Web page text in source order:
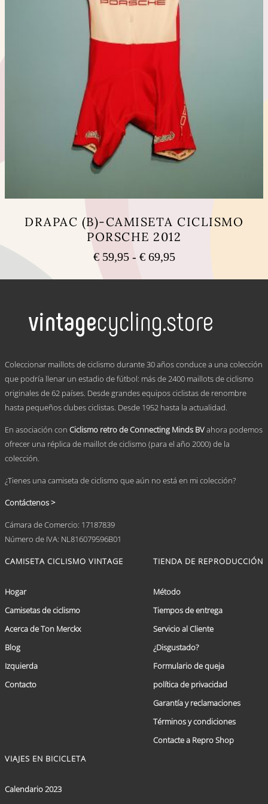
producto
DRAPAC (B)-CAMISETA CICLISMO
PORSCHE 2012
€59,95 - €69,95Rango
precios:
€ 59,95
hasta
variantes.
opciones
pueden
en
la
página
producto
Coleccionar maillots de ciclismo durante 30 años conduce a una colección
que podría llenar un estadio de fútbol: más de 2400 maillots de ciclismo
originales de 62 países. Desde grandes equipos ciclistas de renombre
hasta pequeños clubes ciclistas. Desde 1952 hasta la actualidad.
En asociación con Ciclismo retro de Connecting Minds BVahora podemos
ofrecer una réplica de maillot de ciclismo (para el año 2000) de la
colección.
¿Tienes una camiseta de ciclismo que aún no está en mi colección?
Contáctenos >
Cámara de Comercio: 17187839
Número de IVA: NL816079596B01
CAMISETA CICLISMO VINTAGE
Hogar
Camisetas de ciclismo
Acerca de Ton Merckx
Blog
Izquierda
Contacto
TIENDA DE REPRODUCCIÓN
Método
Tiempos de entrega
Servicio al Cliente
¿Disgustado?
Formulario de queja
política de privacidad
Garantía y reclamaciones
Términos y condiciones
Contacte a Repro Shop
VIAJES EN BICICLETA
Calendario 2023